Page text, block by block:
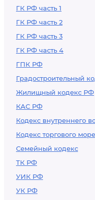
ГК РФ часть 1
ГК РФ часть 2
ГК РФ часть 3
ГК РФ часть 4
ГПК РФ
Градостроительный
Жилищный кодекс РФ
КАС РФ
Кодекс внутреннего
Кодекс торгового
Семейный кодекс
ТК РФ
УИК РФ
УК РФ